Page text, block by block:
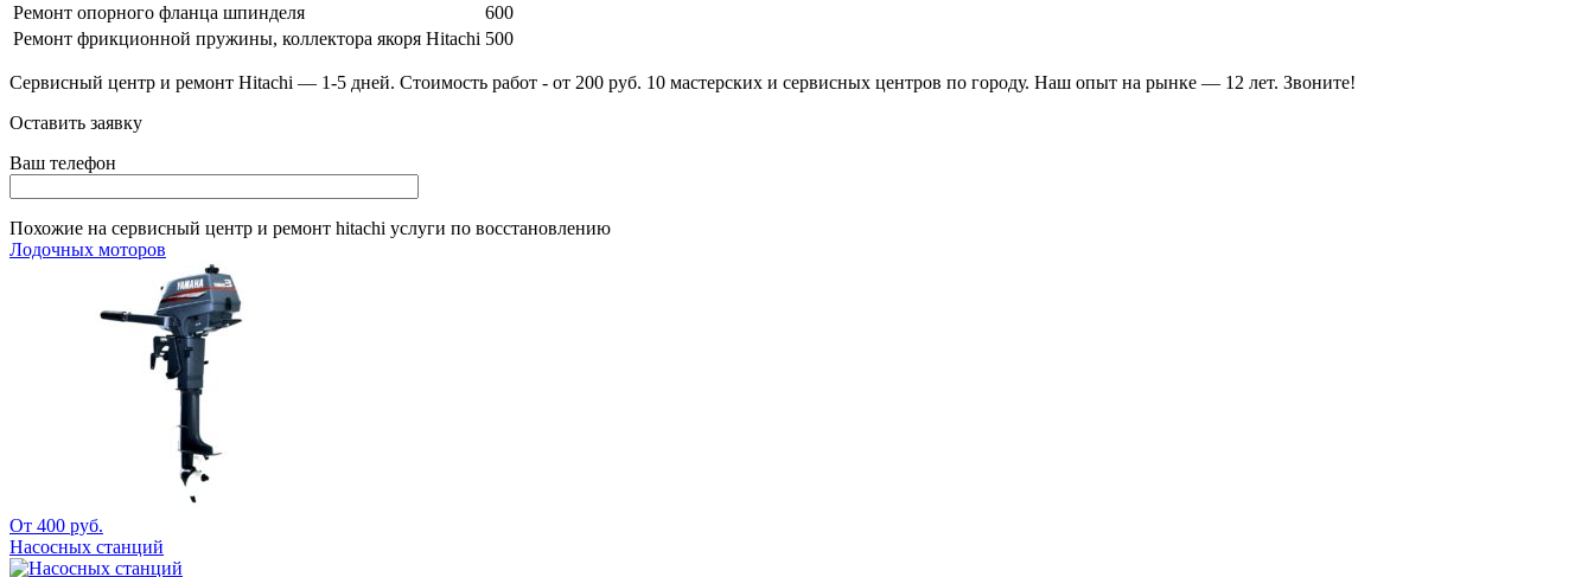
Ремонт опорного фланца шпинделя
600
Ремонт фрикционной пружины, коллектора якоря Hitachi 500
Сервисный центр и ремонт Hitachi — 1-5 дней. Стоимость работ - от 200 руб. 10 мастерских и сервисных центров по городу. Наш опыт на рынке — 12 лет. Звоните!
Оставить заявку
Ваш телефон
Похожие на сервисный центр и ремонт hitachi услуги по восстановлению
Лодочных моторов
От 400 руб.
Насосных станций